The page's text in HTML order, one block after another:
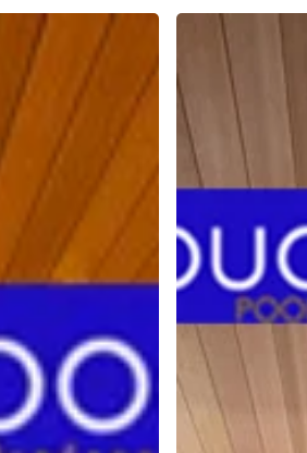
Cara
SAUNA
Tingkatkan
FUNGSI
SISTEM
TUBUH